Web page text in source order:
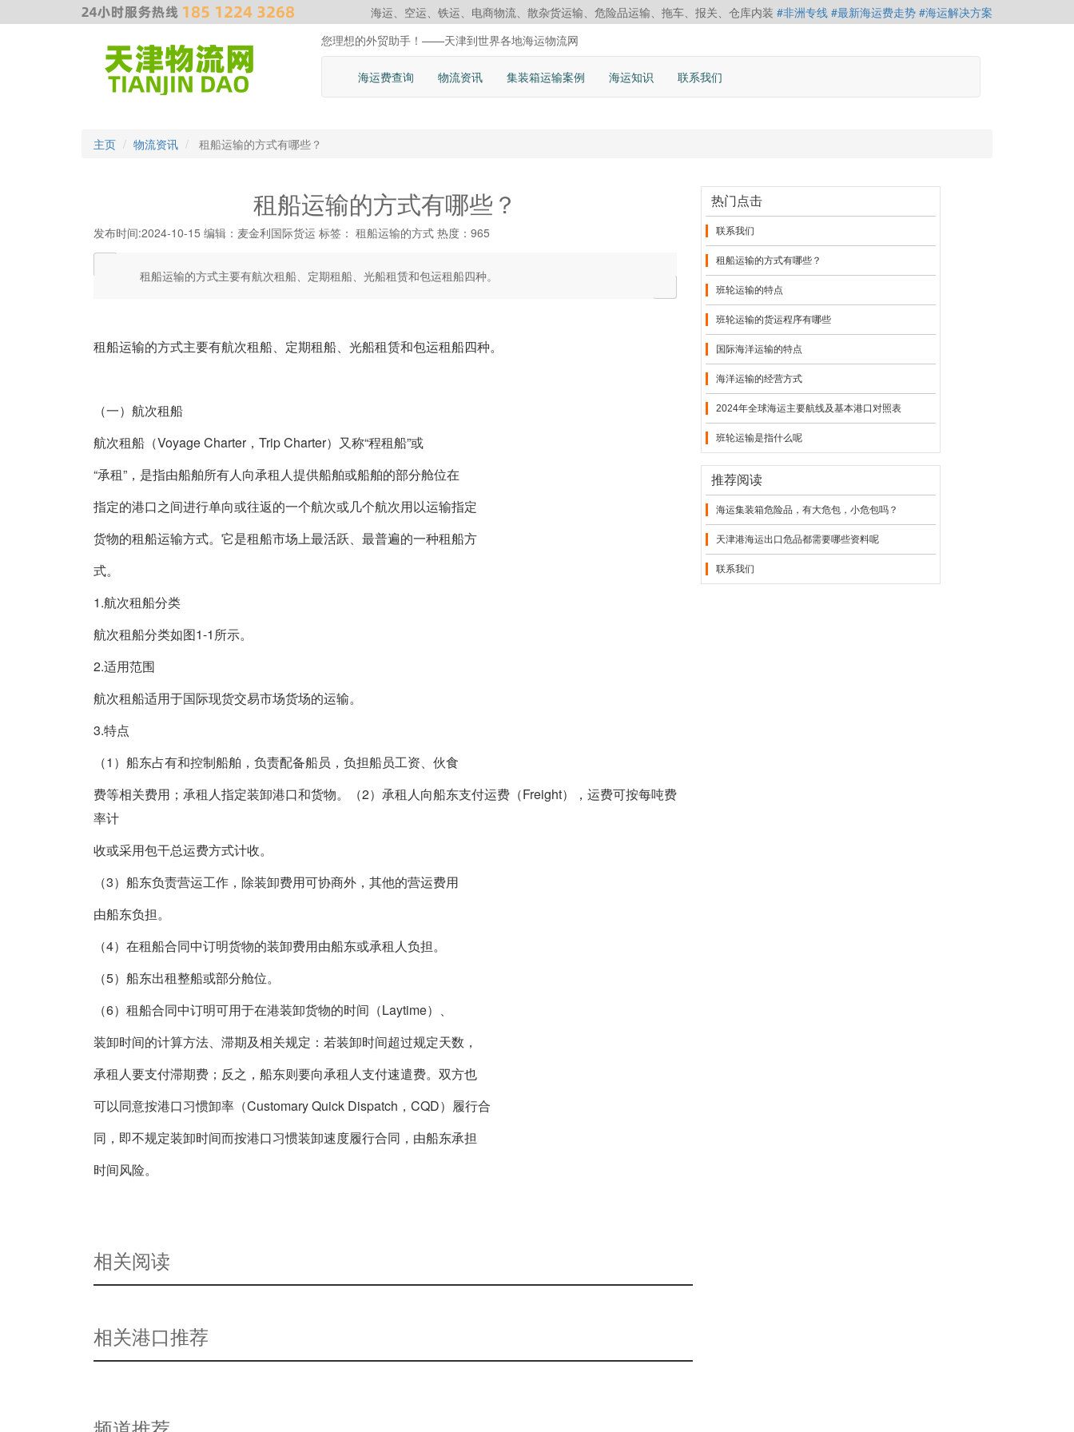
海运、空运、铁运、电商物流、散杂货运输、危险品运输、拖车、报关、仓库内装 #非洲专线 #最新海运费走势 #海运解决方案
您理想的外贸助手！——天津到世界各地海运物流网
海运费查询 物流资讯 集装箱运输案例 海运知识 联系我们
主页 物流资讯 租船运输的方式有哪些？
租船运输的方式有哪些？
发布时间:2024-10-15 编辑：麦金利国际货运 标签： 租船运输的方式 热度：965
租船运输的方式主要有航次租船、定期租船、光船租赁和包运租船四种。
租船运输的方式主要有航次租船、定期租船、光船租赁和包运租船四种。
（一）航次租船
航次租船（Voyage Charter，Trip Charter）又称“程租船”或
“承租”，是指由船舶所有人向承租人提供船舶或船舶的部分舱位在
指定的港口之间进行单向或往返的一个航次或几个航次用以运输指定
货物的租船运输方式。它是租船市场上最活跃、最普遍的一种租船方
式。
1.航次租船分类
航次租船分类如图1-1所示。
2.适用范围
航次租船适用于国际现货交易市场货场的运输。
3.特点
（1）船东占有和控制船舶，负责配备船员，负担船员工资、伙食
费等相关费用；承租人指定装卸港口和货物。（2）承租人向船东支付运费（Freight），运费可按每吨费
率计
收或采用包干总运费方式计收。
（3）船东负责营运工作，除装卸费用可协商外，其他的营运费用
由船东负担。
（4）在租船合同中订明货物的装卸费用由船东或承租人负担。
（5）船东出租整船或部分舱位。
（6）租船合同中订明可用于在港装卸货物的时间（Laytime）、
装卸时间的计算方法、滞期及相关规定：若装卸时间超过规定天数，
承租人要支付滞期费；反之，船东则要向承租人支付速遣费。双方也
可以同意按港口习惯卸率（Customary Quick Dispatch，CQD）履行合
同，即不规定装卸时间而按港口习惯装卸速度履行合同，由船东承担
时间风险。
相关阅读
相关港口推荐
热门点击
联系我们
租船运输的方式有哪些？
班轮运输的特点
班轮运输的货运程序有哪些
国际海洋运输的特点
海洋运输的经营方式
2024年全球海运主要航线及基本港口对照表
班轮运输是指什么呢
推荐阅读
海运集装箱危险品，有大危包，小危包吗？
天津港海运出口危品都需要哪些资料呢
联系我们